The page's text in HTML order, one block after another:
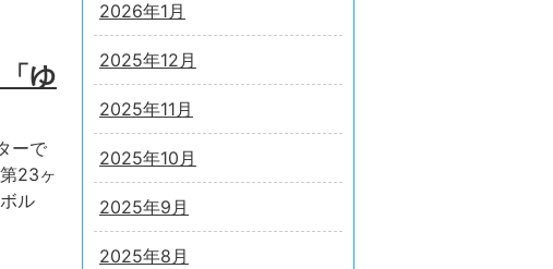
ゆ
ーで
23ヶ
ル
2026年1月
2025年12月
2025年11月
2025年10月
2025年9月
2025年8月